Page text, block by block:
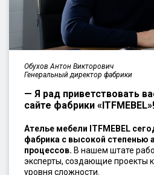
Обухов Антон Викторович
Генеральный директор фабрики
— Я рад приветствовать
сайте фабрики «ITFMEBEL»!
Ателье мебели ITFMEBEL
фабрика с высокой степенью
процессов. В нашем штате
эксперты, создающие проекты
уровня сложности.